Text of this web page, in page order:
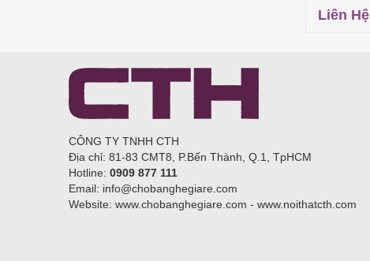
Liên Hệ
CÔNG TY TNHH CTH
Địa chỉ: 81-83 CMT8, P.Bến Thành, Q.1, TpHCM
Hotline: 0909 877 111
Email: info@chobanghegiare.com
Website: www.chobanghegiare.com - www.noithatcth.com